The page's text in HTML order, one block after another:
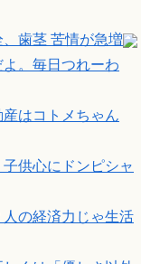
歯茎 苦情が急増
。毎日つれーわ
はコトメちゃん
供心にドンピシャ
人の経済力じゃ生活